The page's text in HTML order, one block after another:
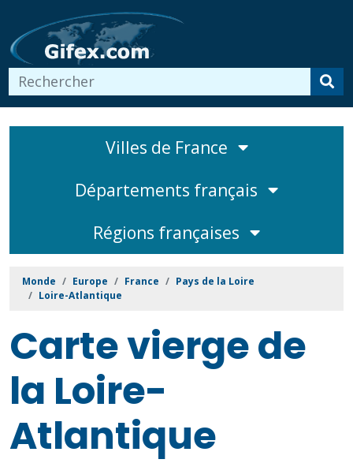
Villes de France
Départements français
Régions françaises
Monde Europe France
Pays de la Loire
Loire-Atlantique
Carte vierge de
la Loire-
Atlantique